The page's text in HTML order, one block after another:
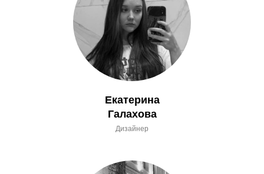
Екатерина
Галахова
Дизайнер